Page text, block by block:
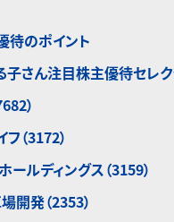
待のポイント
子さん注目株主優待セレ
）
（3172）
ールディングス（3159）
開発（2353）